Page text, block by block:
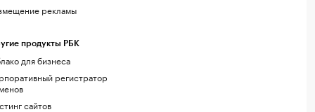
рекламы
продукты РБК
для бизнеса
регистратор
сайтов